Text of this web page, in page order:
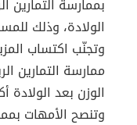
بممارسة التمارين
الولادة، وذلك
وتجنّب اكتساب
ممارسة التمارين
الوزن بعد الولادة
وتنصح الأمهات